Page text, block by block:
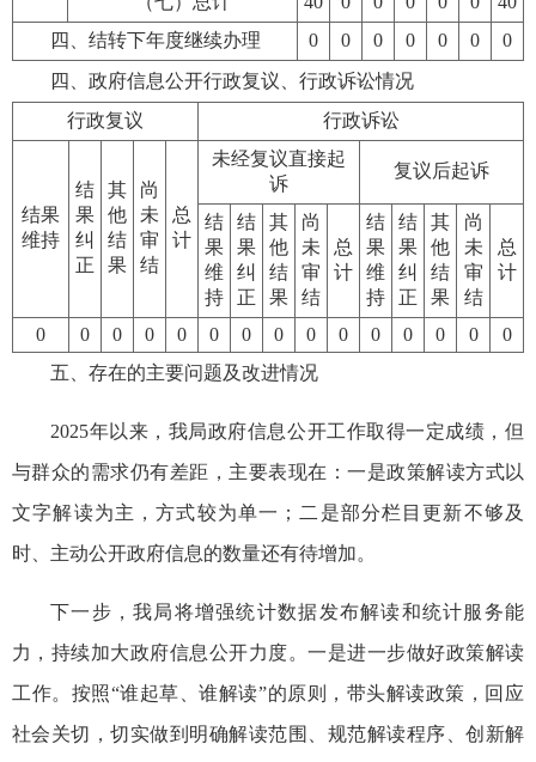
四、结转下年度继续办理
0 0 0 0 0 0
0
四、政府信息公开行政复议、行政诉讼情况
行政复议
行政诉讼
结果
维持
结
果
纠
正
其
他
结
果
尚
未
审
结
总
计
未经复议直接起
诉
复议后起诉
结
果
维
持
结
果
纠
正
其
他
结
果
尚
未
审
结
总
计
结
果
维
持
结
果
纠
正
其
他
结
果
尚
未
审
结
总
计
0 0 0 0 0 0 0 0 0 0 0 0 0 0
0
五、存在的主要问题及改进情况
2025年以来，我局政府信息公开工作取得一定成绩，但
与群众的需求仍有差距，主要表现在：一是政策解读方式以
文字解读为主，方式较为单一；二是部分栏目更新不够及
时、主动公开政府信息的数量还有待增加。
下一步，我局将增强统计数据发布解读和统计服务能
力，持续加大政府信息公开力度。一是进一步做好政策解读
工作。按照“谁起草、谁解读”的原则，带头解读政策，回应
社会关切，切实做到明确解读范围、规范解读程序、创新解